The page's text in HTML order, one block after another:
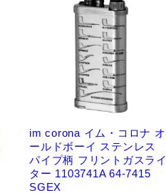
im corona イム・コロナ オ
ールドボーイ ステンレス
パイプ柄 フリントガスライ
ター 1103741A 64-7415
SGEX